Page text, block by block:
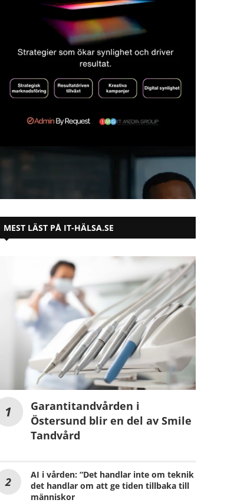
MEST LÄST PÅ IT-HÄLSA.SE
Garantitandvården i
Östersund blir en del av Smile
Tandvård
AI i vården: “Det handlar inte om teknik
det handlar om att ge tiden tillbaka till
människor